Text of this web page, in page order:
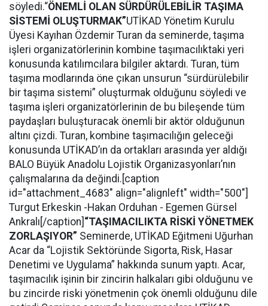
söyledi.“ÖNEMLİ OLAN SÜRDÜRÜLEBİLİR TAŞIMA
SİSTEMİ OLUŞTURMAK”UTİKAD Yönetim Kurulu
Üyesi Kayıhan Özdemir Turan da seminerde, taşıma
işleri organizatörlerinin kombine taşımacılıktaki yeri
konusunda katılımcılara bilgiler aktardı. Turan, tüm
taşıma modlarında öne çıkan unsurun “sürdürülebilir
bir taşıma sistemi” oluşturmak olduğunu söyledi ve
taşıma işleri organizatörlerinin de bu bileşende tüm
paydaşları buluşturacak önemli bir aktör olduğunun
altını çizdi. Turan, kombine taşımacılığın geleceği
konusunda UTİKAD’ın da ortakları arasında yer aldığı
BALO Büyük Anadolu Lojistik Organizasyonları’nın
çalışmalarına da değindi.[caption
id="attachment_4683" align="alignleft" width="500"]
Turgut Erkeskin -Hakan Orduhan - Egemen Gürsel
Ankralı[/caption] “TAŞIMACILIKTA RİSKİ YÖNETMEK
ZORLAŞIYOR” Seminerde, UTİKAD Eğitmeni Uğurhan
Acar da “Lojistik Sektöründe Sigorta, Risk, Hasar
Denetimi ve Uygulama” hakkında sunum yaptı. Acar,
taşımacılık işinin bir zincirin halkaları gibi olduğunu ve
bu zincirde riski yönetmenin çok önemli olduğunu dile